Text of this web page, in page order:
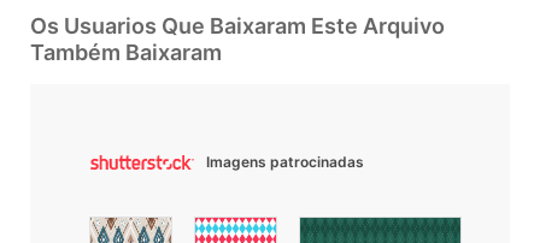
Os Usuarios Que Baixaram Este Arquivo
Também Baixaram
Imagens patrocinadas